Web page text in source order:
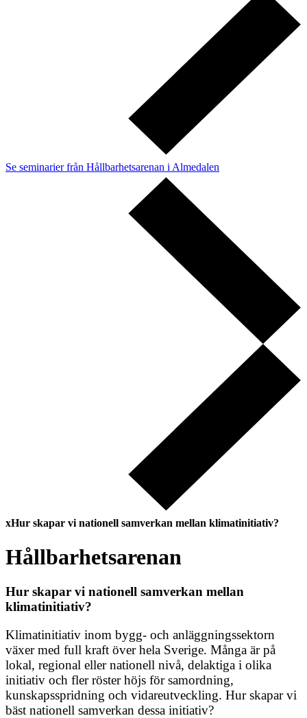
Se seminarier från Hållbarhetsarenan i Almedalen
xHur skapar vi nationell samverkan mellan klimatinitiativ?
Hållbarhetsarenan
Hur skapar vi nationell samverkan mellan
klimatinitiativ?
Klimatinitiativ inom bygg- och anläggningssektorn
växer med full kraft över hela Sverige. Många är på
lokal, regional eller nationell nivå, delaktiga i olika
initiativ och fler röster höjs för samordning,
kunskapsspridning och vidareutveckling. Hur skapar vi
bäst nationell samverkan dessa initiativ?